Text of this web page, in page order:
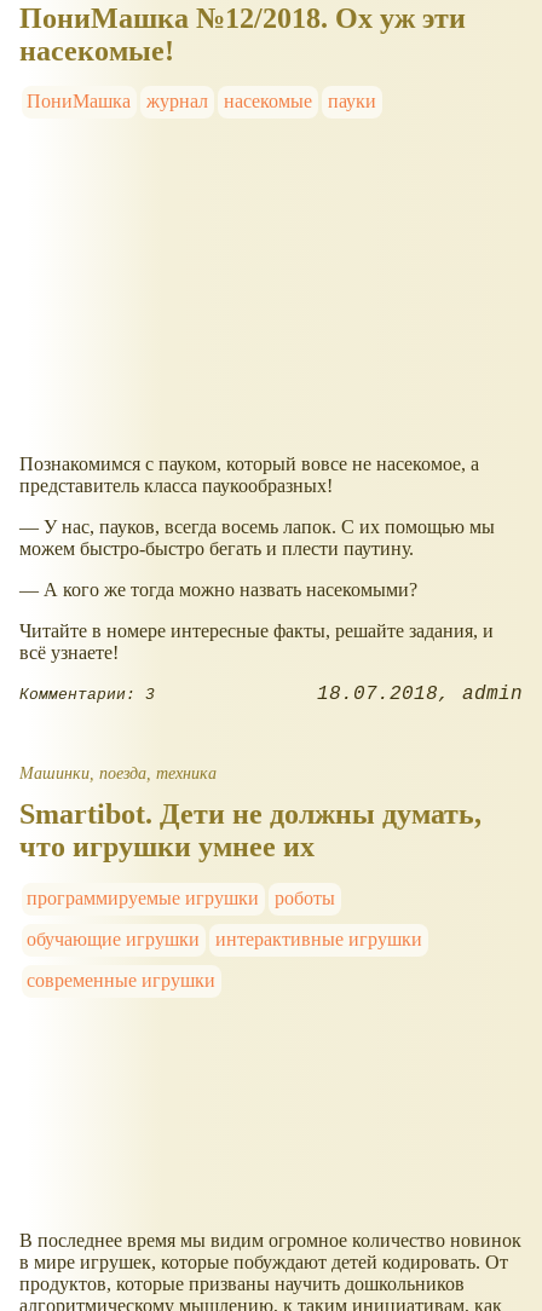
ПониМашка №12/2018. Ох уж эти
насекомые!
ПониМашка журнал насекомые пауки
Познакомимся с пауком, который вовсе не насекомое, а
представитель класса паукообразных!
— У нас, пауков, всегда восемь лапок. С их помощью мы
можем быстро-быстро бегать и плести паутину.
— А кого же тогда можно назвать насекомыми?
Читайте в номере интересные факты, решайте задания, и
всё узнаете!
Комментарии: 3 18.07.2018 admin
Машинки, поезда, техника
Smartibot. Дети не должны думать,
что игрушки умнее их
программируемые игрушки
роботы
обучающие игрушки
интерактивные игрушки
современные игрушки
В последнее время мы видим огромное количество новинок
в мире игрушек, которые побуждают детей кодировать. От
продуктов, которые призваны научить дошкольников
алгоритмическому мышлению, к таким инициативам, как